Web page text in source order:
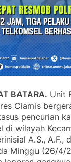
BATARA. Unit
Ciamis
pencurian
di wilayah
A.S., A.F.,
Minggu (26/4/